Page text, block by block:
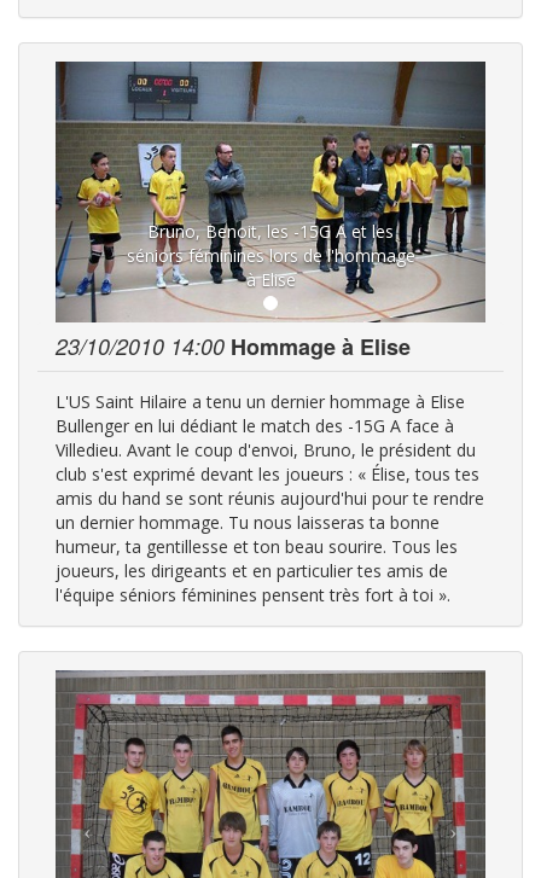
Bruno, Benoit, les -15G A et les
séniors féminines lors de l'hommage
à Elise
23/10/2010 14:00 Hommage à Elise
L'US Saint Hilaire a tenu un dernier hommage à Elise
Bullenger en lui dédiant le match des -15G A face à
Villedieu. Avant le coup d'envoi, Bruno, le président du
club s'est exprimé devant les joueurs : « Élise, tous tes
amis du hand se sont réunis aujourd'hui pour te rendre
un dernier hommage. Tu nous laisseras ta bonne
humeur, ta gentillesse et ton beau sourire. Tous les
joueurs, les dirigeants et en particulier tes amis de
l'équipe séniors féminines pensent très fort à toi ».